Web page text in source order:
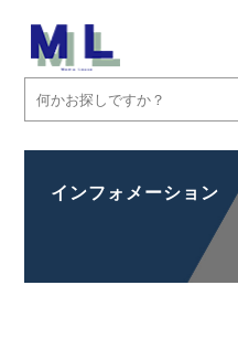
インフォメーション